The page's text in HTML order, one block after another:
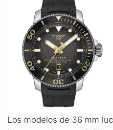
Los modelos de 36 mm